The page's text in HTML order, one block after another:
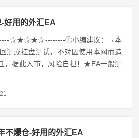
好用的外汇EA
☆★☆★☆--------①小编建议：→本
测或挂盘测试，不对因使用本网而造
，据此入市，风险自担！★EA一般测
不爆仓-好用的外汇EA